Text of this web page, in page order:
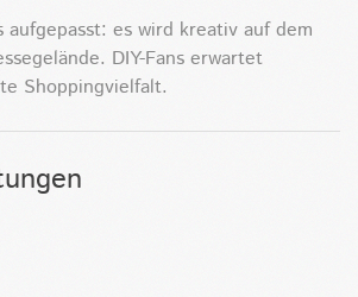
aufgepasst: es wird kreativ auf dem
DIY-Fans erwartet
Shoppingvielfalt.